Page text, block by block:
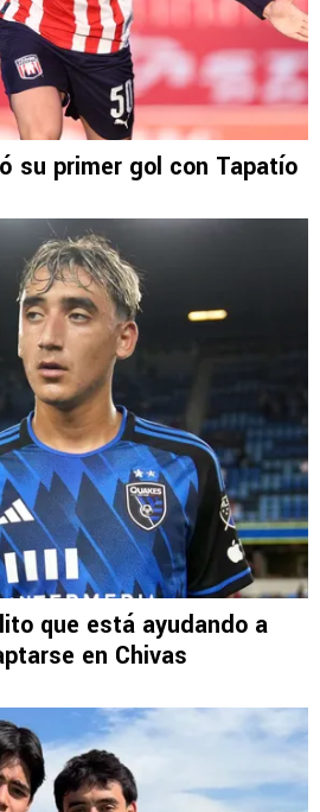
su primer gol con Tapatío
que está ayudando a
en Chivas